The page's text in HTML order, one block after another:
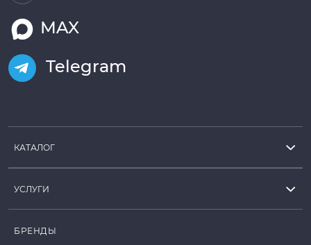
MAX
Telegram
КАТАЛОГ
УСЛУГИ
БРЕНДЫ